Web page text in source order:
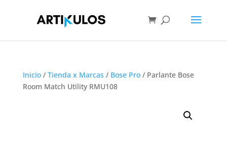
Inicio/ Tienda x Marcas / Bose Pro/ Parlante Bose
Room Match Utility RMU108